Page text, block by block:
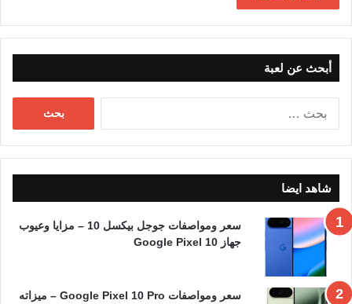
أبحث عن لعبة
شاهد ايضا
سعر ومواصفات جوجل بيكسل 10 – مزايا وعيوب
جهاز Google Pixel 10
سعر ومواصفات Google Pixel 10 Pro – ميزاته